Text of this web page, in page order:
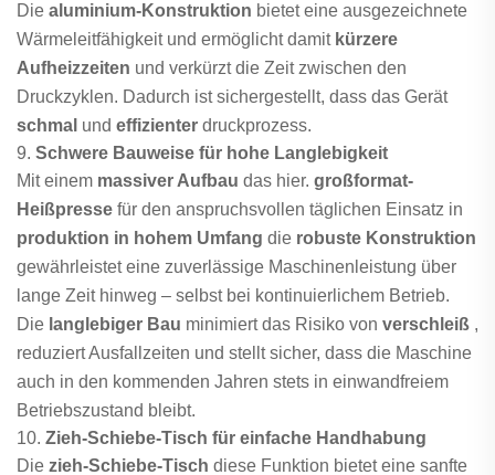
Die aluminium-Konstruktion bietet eine ausgezeichnete
Wärmeleitfähigkeit und ermöglicht damit kürzere
Aufheizzeiten und verkürzt die Zeit zwischen den
Druckzyklen. Dadurch ist sichergestellt, dass das Gerät
schmal und effizienter druckprozess.
9. Schwere Bauweise für hohe Langlebigkeit
Mit einem massiver Aufbau das hier. großformat-
Heißpresse für den anspruchsvollen täglichen Einsatz in
produktion in hohem Umfang die robuste Konstruktion
gewährleistet eine zuverlässige Maschinenleistung über
lange Zeit hinweg – selbst bei kontinuierlichem Betrieb.
Die langlebiger Bau minimiert das Risiko von verschleiß ,
reduziert Ausfallzeiten und stellt sicher, dass die Maschine
auch in den kommenden Jahren stets in einwandfreiem
Betriebszustand bleibt.
10. Zieh-Schiebe-Tisch für einfache Handhabung
Die zieh-Schiebe-Tisch diese Funktion bietet eine sanfte